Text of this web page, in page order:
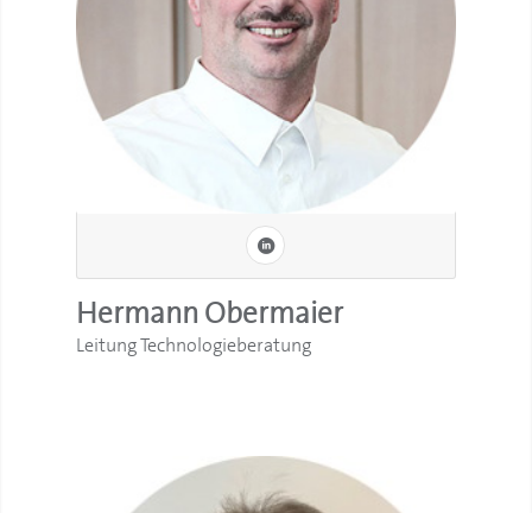
Hermann Obermaier
Leitung Technologieberatung